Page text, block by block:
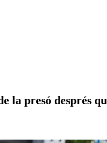
la presó després